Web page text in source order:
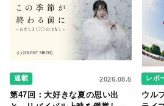
連載 2026.08.5
第47回：大好きな夏の思い出
レポ
ウル